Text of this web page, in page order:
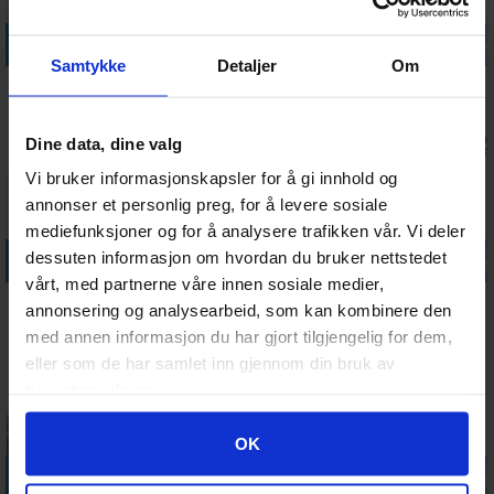
Samtykke Detaljer Om
Dine data, dine valg
Vi bruker informasjonskapsler for å gi innhold og
annonser et personlig preg, for å levere sosiale
mediefunksjoner og for å analysere trafikken vår. Vi deler
dessuten informasjon om hvordan du bruker nettstedet
vårt, med partnerne våre innen sosiale medier,
annonsering og analysearbeid, som kan kombinere den
med annen informasjon du har gjort tilgjengelig for dem,
eller som de har samlet inn gjennom din bruk av
Googles retningslinjer for personvern
OK
399,-Ventes inn
26.08.2026 119,-
Legg i
Antall på
13
Legg i handlekurven
Hobby
Scenics
Barbed Wire
15mm (8m)
69,- Antall på
lager: 2
Legg i handlekurven
Scenics Iron
Chain 1,5mm
(1m)
89,- Ventes inn
31.08.2026
Legg i handlekurven
Scenics
Barbed Wire
30mm (6m)
69,- Antall på
lager:9
Legg i
Wood Strips
5mm x100
99,-
Legg i handlekurvenLegg i handlekurvenLegg i handlekurven
Legg i